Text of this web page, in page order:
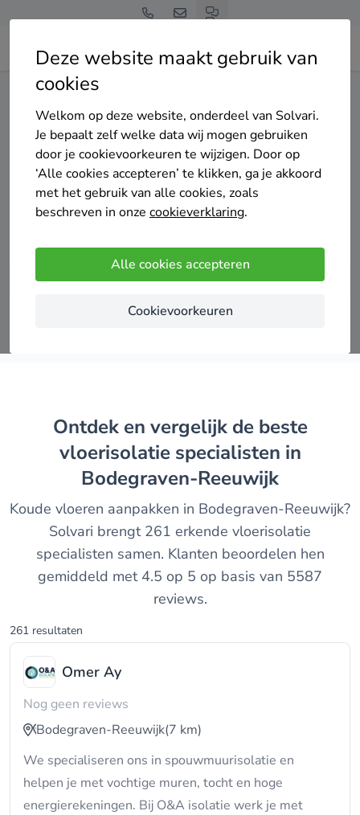
Deze website maakt gebruik van
cookies
Welkom op deze website, onderdeel van Solvari.
Je bepaalt zelf welke data wij mogen gebruiken
door je cookievoorkeuren te wijzigen. Door op
‘Alle cookies accepteren’ te klikken, ga je akkoord
met het gebruik van alle cookies, zoals
beschreven in onze cookieverklaring.
Alle cookies accepteren
Cookievoorkeuren
Home Vloerisolatie
Gratis en vrijblijvend
Top 20 vloerisolatie
specialisten in Bodegraven-
Reeuwijk
Vergelijk offertes
Ontdek en vergelijk de beste
vloerisolatie specialisten in
Bodegraven-Reeuwijk
Koude vloeren aanpakken in Bodegraven-Reeuwijk?
Solvari brengt 261 erkende vloerisolatie
specialisten samen. Klanten beoordelen hen
gemiddeld met 4.5 op 5 op basis van 5587
reviews.
261 resultaten
Omer Ay
Nog geen reviews
Bodegraven-Reeuwijk(7 km)
We specialiseren ons in spouwmuurisolatie en
helpen je met vochtige muren, tocht en hoge
energierekeningen. Bij O&A isolatie werk je met